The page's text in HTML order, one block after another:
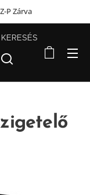
P Zárva
KERESÉS